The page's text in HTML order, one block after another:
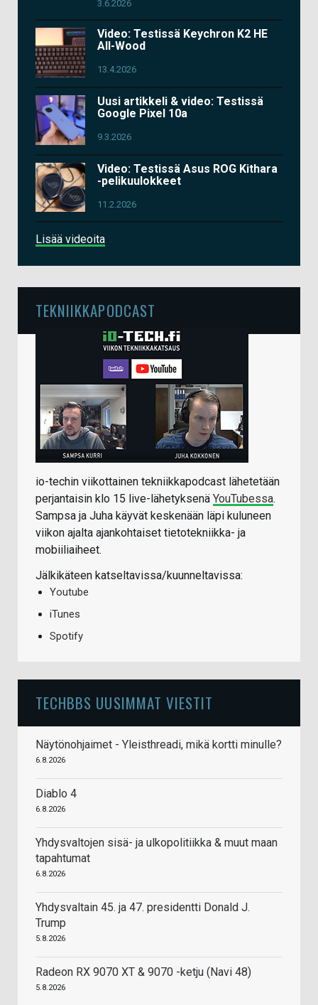
3.6.2026
Video: Testissä Keychron K2 HE
All-Wood
13.4.2026
Uusi artikkeli & video: Testissä
Google Pixel 10a
9.3.2026
Video: Testissä Asus ROG Kithara
-pelikuulokkeet
11.2.2026
Lisää videoita
TEKNIIKKAPODCAST
io-techin viikottainen tekniikkapodcast lähetetään
perjantaisin klo 15 live-lähetyksenä YouTubessa.
Sampsa ja Juha käyvät keskenään läpi kuluneen
viikon ajalta ajankohtaiset tietotekniikka- ja
mobiiliaiheet.
Jälkikäteen katseltavissa/kuunneltavissa:
Youtube
iTunes
Spotify
TECHBBS UUSIMMAT VIESTIT
Näytönohjaimet - Yleisthreadi, mikä kortti minulle?
6.8.2026
Diablo 4
6.8.2026
Yhdysvaltojen sisä- ja ulkopolitiikka & muut maan
tapahtumat
6.8.2026
Yhdysvaltain 45. ja 47. presidentti Donald J.
Trump
5.8.2026
Radeon RX 9070 XT & 9070 -ketju (Navi 48)
5.8.2026